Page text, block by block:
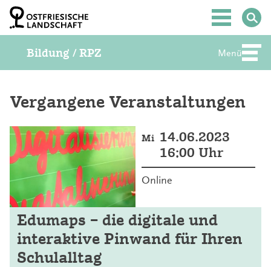
a
Hauptmenü
Bildung / RPZ Menü
Vergangene Veranstaltungen
Mi 14.06.2023
16:00 Uhr
Online
Edumaps – die digitale und
interaktive Pinwand für Ihren
Schulalltag